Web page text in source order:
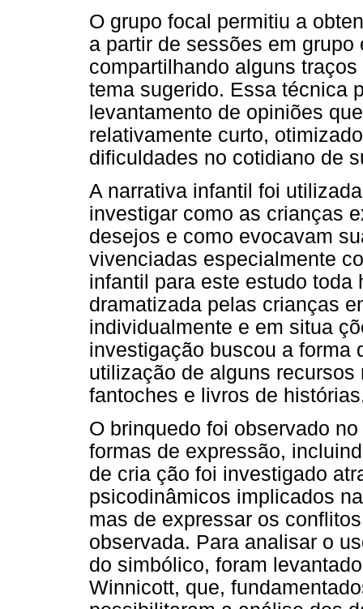
O grupo focal permitiu a
a partir de sessões em
compartilhando alguns
tema sugerido. Essa técnica
levantamento de opiniões
relativamente curto,
dificuldades no cotidiano de
A narrativa infantil foi
investigar como as crianças
desejos e como evocavam
vivenciadas especialmente
infantil para este estudo
dramatizada pelas crianças
individualmente e em situa
investigação buscou a forma
utilização de alguns
fantoches e livros de
O brinquedo foi observado
formas de expressão,
de cria ção foi investigado
psicodinâmicos implicados
mas de expressar os
observada. Para analisar o
do simbólico, foram
Winnicott, que,